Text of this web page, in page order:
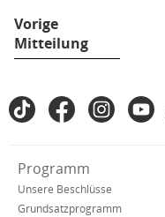
Vorige
Mitteilung
Fußbereich
SPD
sozialen
Netzwerken
TikTokFacebookInstagram
Verkürzte
Navigation
Programm
Unsere Beschlüsse
Grundsatzprogramm